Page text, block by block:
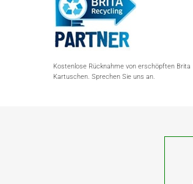
Kostenlose Rücknahme von erschöpften Brita
Kartuschen. Sprechen Sie uns an.